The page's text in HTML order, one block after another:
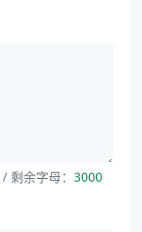
/ 剩余字母：3000